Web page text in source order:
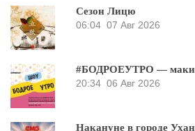
Сезон Лицю
06:04 07 Авг 2026
#БОДРОЕУТРО —
20:34 06 Авг 2026
Накануне в городе